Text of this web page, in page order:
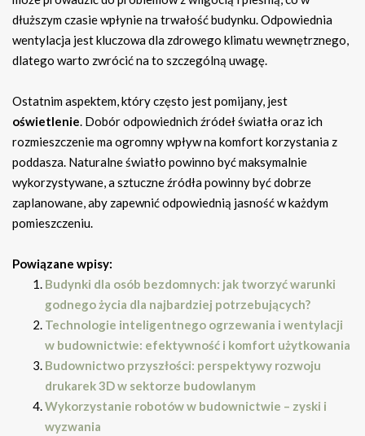
dłuższym czasie wpłynie na trwałość budynku. Odpowiednia
wentylacja jest kluczowa dla zdrowego klimatu wewnętrznego,
dlatego warto zwrócić na to szczególną uwagę.
Ostatnim aspektem, który często jest pomijany, jest
oświetlenie. Dobór odpowiednich źródeł światła oraz ich
rozmieszczenie ma ogromny wpływ na komfort korzystania z
poddasza. Naturalne światło powinno być maksymalnie
wykorzystywane, a sztuczne źródła powinny być dobrze
zaplanowane, aby zapewnić odpowiednią jasność w każdym
pomieszczeniu.
Powiązane wpisy:
Budynki dla osób bezdomnych: jak tworzyć warunki
godnego życia dla najbardziej potrzebujących?
Technologie inteligentnego ogrzewania i wentylacji
w budownictwie: efektywność i komfort użytkowania
Budownictwo przyszłości: perspektywy rozwoju
drukarek 3D w sektorze budowlanym
Wykorzystanie robotów w budownictwie – zyski i
wyzwania